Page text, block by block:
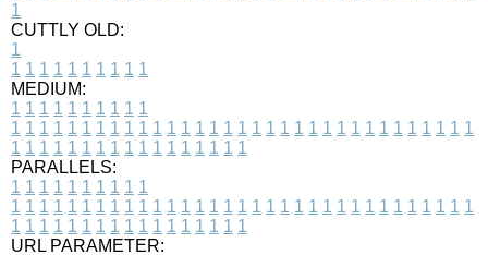
1
CUTTLY OLD:
1
1 1 1 1 1 1 1 1 1 1
MEDIUM:
1 1 1 1 1 1 1 1 1 1
1 1 1 1 1 1 1 1 1 1 1 1 1 1 1 1 1 1 1 1 1 1 1 1 1 1 1 1 1 1 1 1 1
1 1 1 1 1 1 1 1 1 1 1 1 1 1 1 1 1
PARALLELS:
1 1 1 1 1 1 1 1 1 1
1 1 1 1 1 1 1 1 1 1 1 1 1 1 1 1 1 1 1 1 1 1 1 1 1 1 1 1 1 1 1 1 1
1 1 1 1 1 1 1 1 1 1 1 1 1 1 1 1 1
URL PARAMETER: